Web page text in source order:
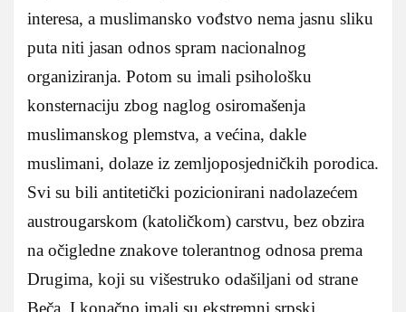
interesa, a muslimansko vođstvo nema jasnu sliku
puta niti jasan odnos spram nacionalnog
organiziranja. Potom su imali psihološku
konsternaciju zbog naglog osiromašenja
muslimanskog plemstva, a većina, dakle
muslimani, dolaze iz zemljoposjedničkih porodica.
Svi su bili antitetički pozicionirani nadolazećem
austrougarskom (katoličkom) carstvu, bez obzira
na očigledne znakove tolerantnog odnosa prema
Drugima, koji su višestruko odašiljani od strane
Beča. I konačno imali su ekstremni srpski